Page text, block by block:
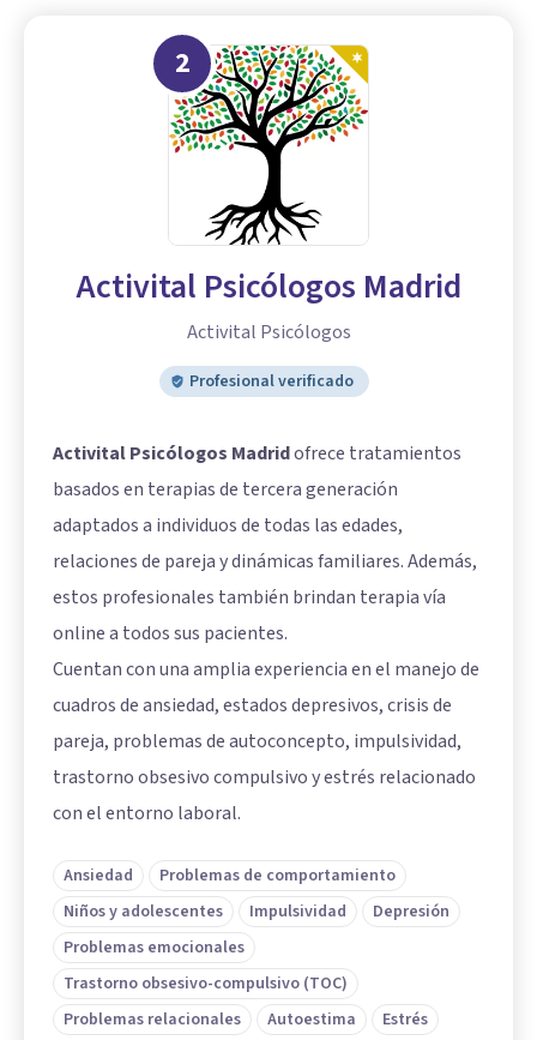
2
Activital Psicólogos Madrid
Activital Psicólogos
Profesional verificado
Activital Psicólogos Madridofrece tratamientos
basados en terapias de tercera generación
adaptados a individuos de todas las edades,
relaciones de pareja y dinámicas familiares. Además,
estos profesionales también brindan terapia vía
online a todos sus pacientes.
Cuentan con una amplia experiencia en el manejo de
cuadros de ansiedad, estados depresivos, crisis de
pareja, problemas de autoconcepto, impulsividad,
trastorno obsesivo compulsivo y estrés relacionado
con el entorno laboral.
Ansiedad
Problemas de comportamiento
Niños y adolescentes
Impulsividad
Depresión
Problemas emocionales
Trastorno obsesivo-compulsivo (TOC)
Problemas relacionales
Autoestima Estrés